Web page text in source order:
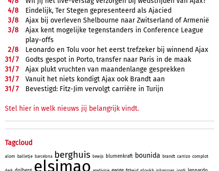
4/8
Eindelijk, Ter Stegen gepresenteerd als Ajacied
3/8
Ajax bij overleven Shelbourne naar Zwitserland of Armenië
3/8
Ajax kent mogelijke tegenstanders in Conference League
play-offs
2/8
Leonardo en Tolu voor het eerst trefzeker bij winnend Ajax
31/7
Godts gespot in Porto, transfer naar Paris in de maak
31/7
Ajax plukt vruchten van maandenlange gesprekken
31/7
Vanuit het niets kondigt Ajax ook Brandt aan
31/7 Bevestigd: Fitz-Jim vervolgt carrière in Turijn
Stel hier in welk nieuws jij belangrijk vindt.
Tagcloud
alom balletje barcelona berghuis bewijs blumenkraft bounida brandt carrizo complot
elsimao